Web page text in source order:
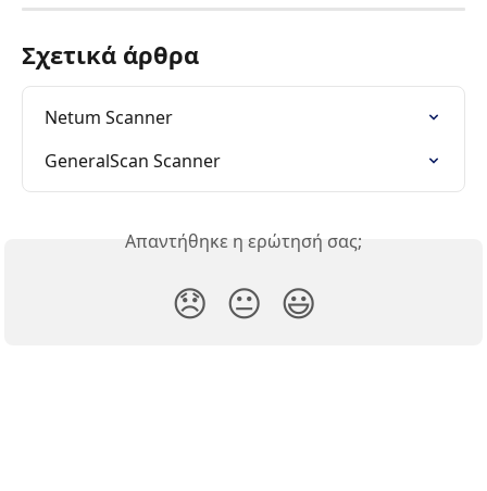
Σχετικά άρθρα
Netum Scanner
GeneralScan Scanner
Απαντήθηκε η ερώτησή σας;
😞 😐 😃